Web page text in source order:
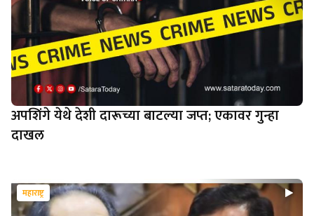
अपशिंगे येथे देशी दारूच्या बाटल्या जप्त; एकावर गुन्हा
दाखल
महाराष्ट्र